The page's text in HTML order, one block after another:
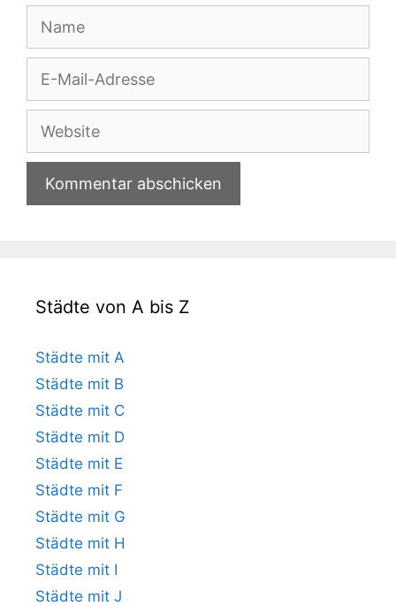
Adresse
Website
Städte von A bis Z
Städte mit A
Städte mit B
Städte mit C
Städte mit D
Städte mit E
Städte mit F
Städte mit G
Städte mit H
Städte mit I
Städte mit J